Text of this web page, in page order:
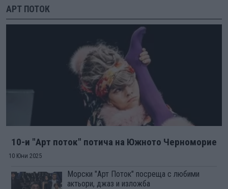
АРТ ПОТОК
10-и "Арт поток" потича на Южното Черноморие
10 Юни 2025
Морски "Арт Поток" посреща с любими
актьори, джаз и изложба